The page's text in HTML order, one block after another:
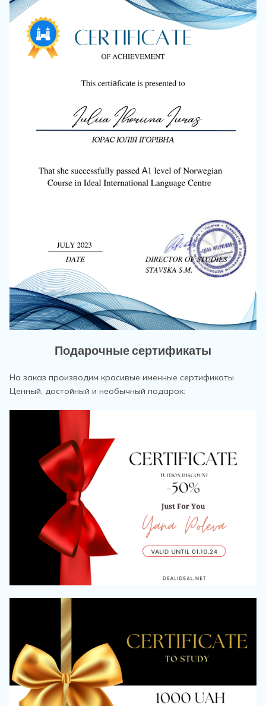
Подарочные сертификаты
На заказ производим красивые именные сертификаты.
Ценный, достойный и необычный подарок: